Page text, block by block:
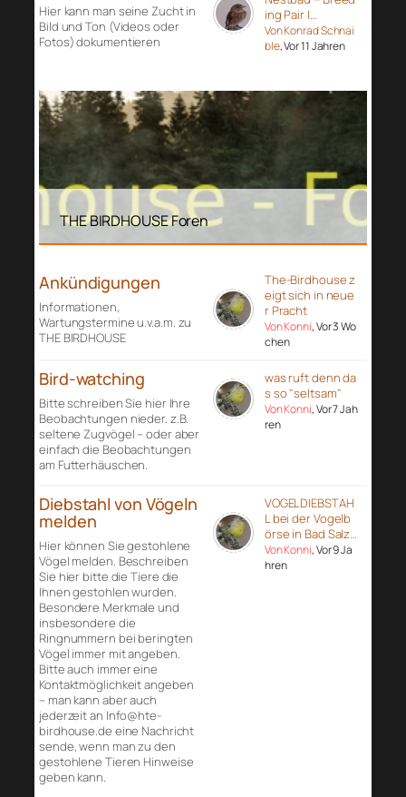
Hier kann man seine Zucht in
Bild und Ton (Videos oder
Fotos) dokumentieren
ing Pair I…
Von Konrad Schnai
ble, Vor 11 Jahren
THE BIRDHOUSE Foren
Ankündigungen
Informationen,
Wartungstermine u.v.a.m. zu
THE BIRDHOUSE
The-Birdhouse z
eigt sich in neue
r Pracht
Von Konni, Vor 3 Wo
chen
Bird-watching
Bitte schreiben Sie hier Ihre
Beobachtungen nieder. z.B.
seltene Zugvögel – oder aber
einfach die Beobachtungen
am Futterhäuschen.
was ruft denn da
s so "seltsam"
Von Konni, Vor 7 Jah
ren
Diebstahl von Vögeln
melden
Hier können Sie gestohlene
Vögel melden. Beschreiben
Sie hier bitte die Tiere die
Ihnen gestohlen wurden.
Besondere Merkmale und
insbesondere die
Ringnummern bei beringten
Vögel immer mit angeben.
Bitte auch immer eine
Kontaktmöglichkeit angeben
– man kann aber auch
jederzeit an Info@hte-
birdhouse.de eine Nachricht
sende, wenn man zu den
gestohlene Tieren Hinweise
geben kann.
VOGELDIEBSTAH
L bei der Vogelb
örse in Bad Salz…
Von Konni, Vor 9 Ja
hren